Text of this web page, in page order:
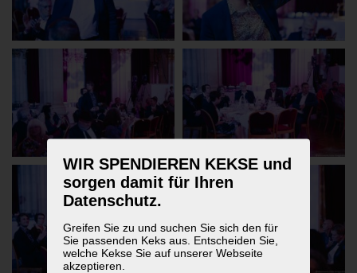
WIR SPENDIEREN KEKSE und
sorgen damit für Ihren
Datenschutz.
Greifen Sie zu und suchen Sie sich den für
Sie passenden Keks aus. Entscheiden Sie,
welche Kekse Sie auf unserer Webseite
akzeptieren.